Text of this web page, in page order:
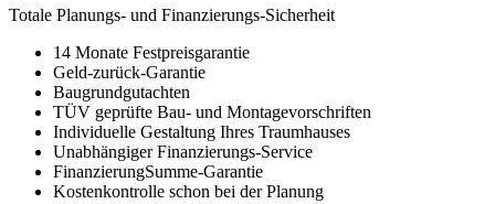
Totale Planungs- und Finanzierungs-Sicherheit
14 Monate Festpreisgarantie
Geld-zurück-Garantie
Baugrundgutachten
TÜV geprüfte Bau- und Montagevorschriften
Individuelle Gestaltung Ihres Traumhauses
Unabhängiger Finanzierungs-Service
FinanzierungSumme-Garantie
Kostenkontrolle schon bei der Planung